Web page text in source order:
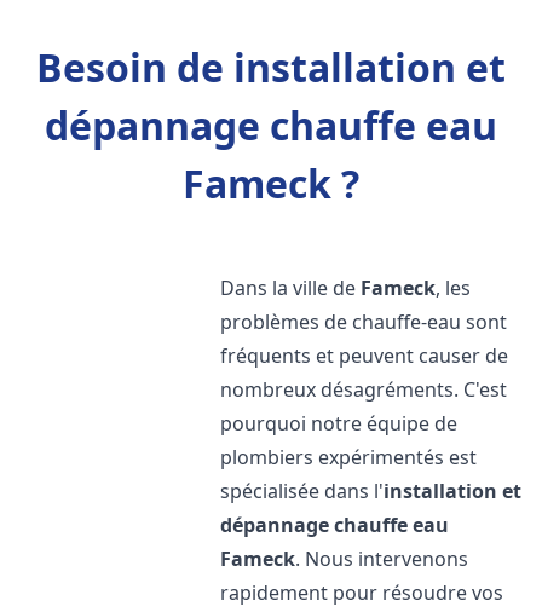
Besoin de installation et
dépannage chauffe eau
Fameck ?
Dans la ville de Fameck, les
problèmes de chauffe-eau sont
fréquents et peuvent causer de
nombreux désagréments. C'est
pourquoi notre équipe de
plombiers expérimentés est
spécialisée dans l'installation et
dépannage chauffe eau
Fameck. Nous intervenons
rapidement pour résoudre vos